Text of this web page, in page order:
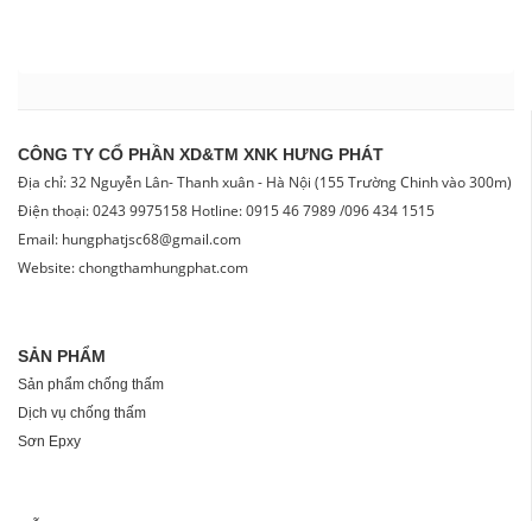
CÔNG TY CỔ PHẦN XD&TM XNK HƯNG PHÁT
Địa chỉ: 32 Nguyễn Lân- Thanh xuân - Hà Nội (155 Trường Chinh vào 300m)
Điện thoại: 0243 9975158 Hotline: 0915 46 7989 /096 434 1515
Email: hungphatjsc68@gmail.com
Website: chongthamhungphat.com
SẢN PHẨM
Sản phẩm chống thấm
Dịch vụ chống thấm
Sơn Epxy